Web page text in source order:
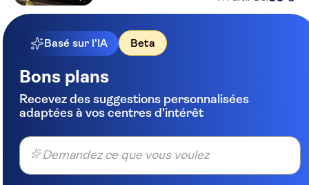
Basé sur l'IA Beta
Bons plans
Recevez des suggestions personnalisées
adaptées à vos centres d'intérêt
Demandez ce que vous voulez